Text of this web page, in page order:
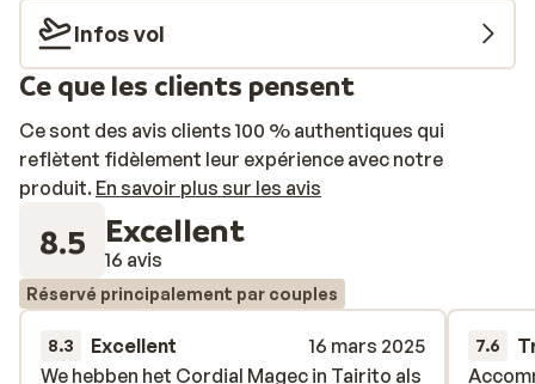
remise en forme des appartements Cordial Magec
Taurito.Infos vol
Ce que les clients pensent
Ce sont des avis clients 100 % authentiques qui
reflètent fidèlement leur expérience avec notre
produit. En savoir plus sur les avis
8.5 Excellent
16 avis
Réservé principalement par couples
8.3 Excellent
16 mars 2025
We hebben het Cordial Magec in Tairito als
We hebben het Cordial Magec in Tairito als
7.6